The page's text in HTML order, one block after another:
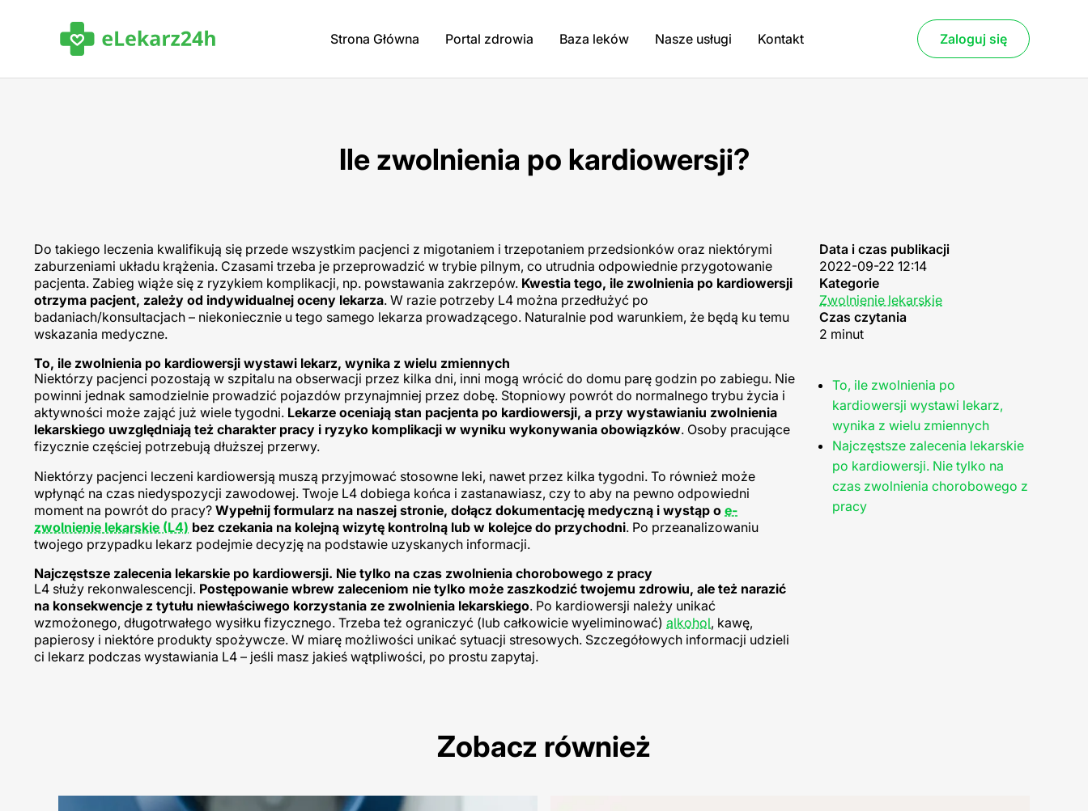
Strona Główna Portal zdrowia Baza leków Nasze usługi Kontakt Zaloguj się
Ile zwolnienia po kardiowersji?
Data i czas publikacji
2022-09-22 12:14
Kategorie
Zwolnienie lekarskie
Czas czytania
2 minut
To, ile zwolnienia po
kardiowersji wystawi lekarz,
wynika z wielu zmiennych
Najczęstsze zalecenia lekarskie
po kardiowersji. Nie tylko na
czas zwolnienia chorobowego z
pracy
Do takiego leczenia kwalifikują się przede wszystkim pacjenci z migotaniem i trzepotaniem przedsionków oraz niektórymi
zaburzeniami układu krążenia. Czasami trzeba je przeprowadzić w trybie pilnym, co utrudnia odpowiednie przygotowanie
pacjenta. Zabieg wiąże się z ryzykiem komplikacji, np. powstawania zakrzepów. Kwestia tego, ile zwolnienia po kardiowersji
otrzyma pacjent, zależy od indywidualnej oceny lekarza. W razie potrzeby L4 można przedłużyć po
badaniach/konsultacjach – niekoniecznie u tego samego lekarza prowadzącego. Naturalnie pod warunkiem, że będą ku temu
wskazania medyczne.
To, ile zwolnienia po kardiowersji wystawi lekarz, wynika z wielu zmiennych
Niektórzy pacjenci pozostają w szpitalu na obserwacji przez kilka dni, inni mogą wrócić do domu parę godzin po zabiegu. Nie
powinni jednak samodzielnie prowadzić pojazdów przynajmniej przez dobę. Stopniowy powrót do normalnego trybu życia i
aktywności może zająć już wiele tygodni. Lekarze oceniają stan pacjenta po kardiowersji, a przy wystawianiu zwolnienia
lekarskiego uwzględniają też charakter pracy i ryzyko komplikacji w wyniku wykonywania obowiązków. Osoby pracujące
fizycznie częściej potrzebują dłuższej przerwy.
Niektórzy pacjenci leczeni kardiowersją muszą przyjmować stosowne leki, nawet przez kilka tygodni. To również może
wpłynąć na czas niedyspozycji zawodowej. Twoje L4 dobiega końca i zastanawiasz, czy to aby na pewno odpowiedni
moment na powrót do pracy? Wypełnij formularz na naszej stronie, dołącz dokumentację medyczną i wystąp o e-
zwolnienie lekarskie (L4) bez czekania na kolejną wizytę kontrolną lub w kolejce do przychodni. Po przeanalizowaniu
twojego przypadku lekarz podejmie decyzję na podstawie uzyskanych informacji.
Najczęstsze zalecenia lekarskie po kardiowersji. Nie tylko na czas zwolnienia chorobowego z pracy
L4 służy rekonwalescencji. Postępowanie wbrew zaleceniom nie tylko może zaszkodzić twojemu zdrowiu, ale też narazić
na konsekwencje z tytułu niewłaściwego korzystania ze zwolnienia lekarskiego. Po kardiowersji należy unikać
wzmożonego, długotrwałego wysiłku fizycznego. Trzeba też ograniczyć (lub całkowicie wyeliminować) alkohol, kawę,
papierosy i niektóre produkty spożywcze. W miarę możliwości unikać sytuacji stresowych. Szczegółowych informacji udzieli
ci lekarz podczas wystawiania L4 – jeśli masz jakieś wątpliwości, po prostu zapytaj.
Zobacz również